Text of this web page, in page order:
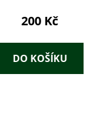
: určeno
odb. škol
architektonického
200 Kč
DO KOŠÍKU